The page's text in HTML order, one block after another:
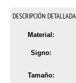
DESCRIPCIÓN
Material:
Signo:
Tamaño: